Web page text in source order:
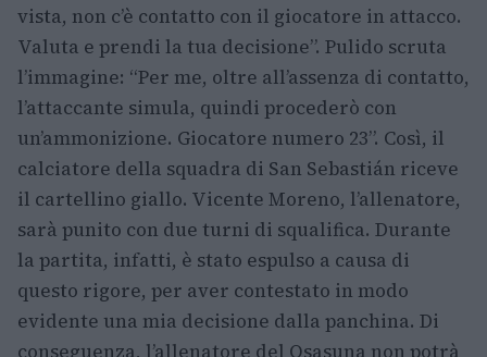
vista, non c’è contatto con il giocatore in attacco.
Valuta e prendi la tua decisione”. Pulido scruta
l’immagine: “Per me, oltre all’assenza di contatto,
l’attaccante simula, quindi procederò con
un’ammonizione. Giocatore numero 23”. Così, il
calciatore della squadra di San Sebastián riceve
il cartellino giallo. Vicente Moreno, l’allenatore,
sarà punito con due turni di squalifica. Durante
la partita, infatti, è stato espulso a causa di
questo rigore, per aver contestato in modo
evidente una mia decisione dalla panchina. Di
conseguenza, l’allenatore del Osasuna non potrà